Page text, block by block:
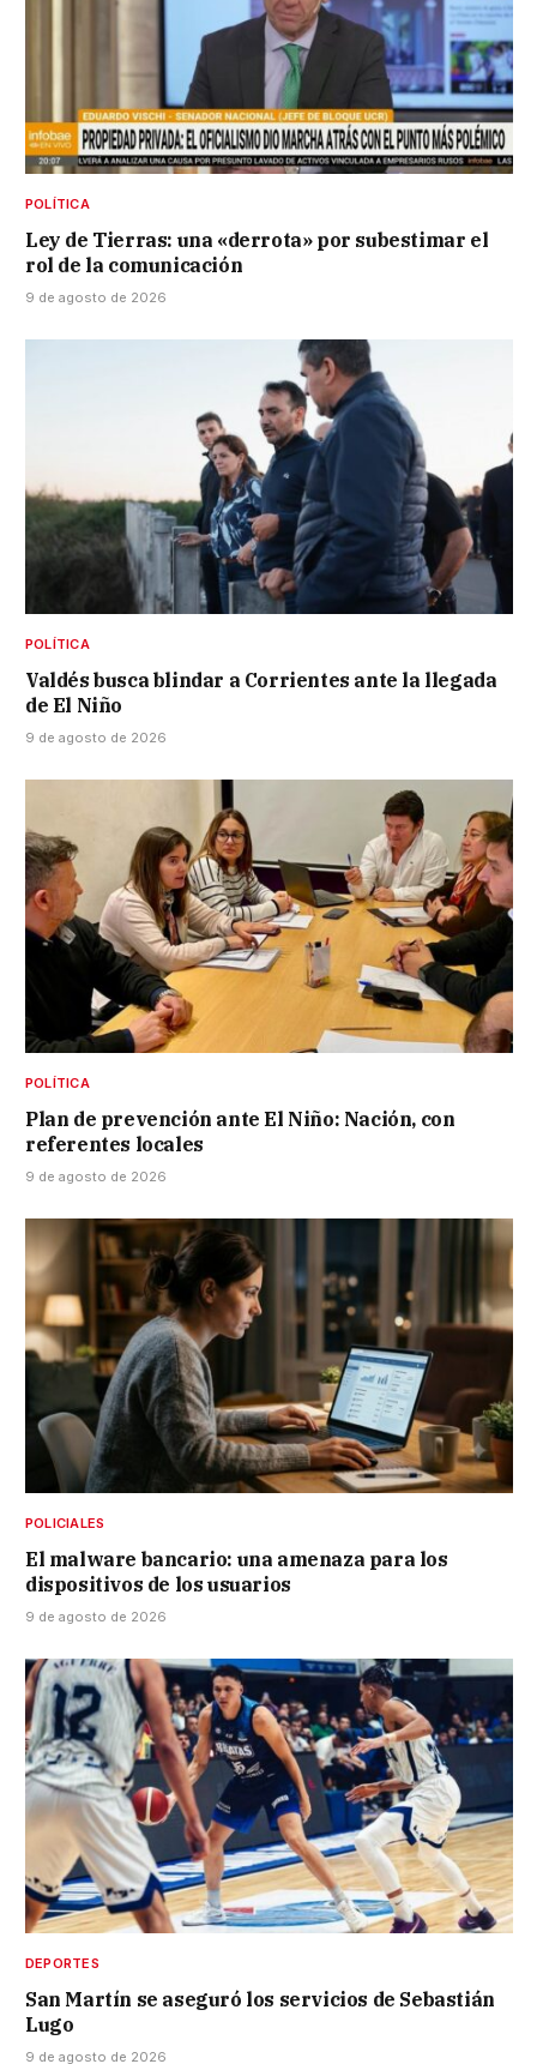
POLÍTICA
Ley de Tierras: una «derrota» por subestimar el
rol de la comunicación
9 de agosto de 2026
POLÍTICA
Valdés busca blindar a Corrientes ante la llegada
de El Niño
9 de agosto de 2026
POLÍTICA
Plan de prevención ante El Niño: Nación, con
referentes locales
9 de agosto de 2026
POLICIALES
El malware bancario: una amenaza para los
dispositivos de los usuarios
9 de agosto de 2026
DEPORTES
San Martín se aseguró los servicios de Sebastián
Lugo
9 de agosto de 2026